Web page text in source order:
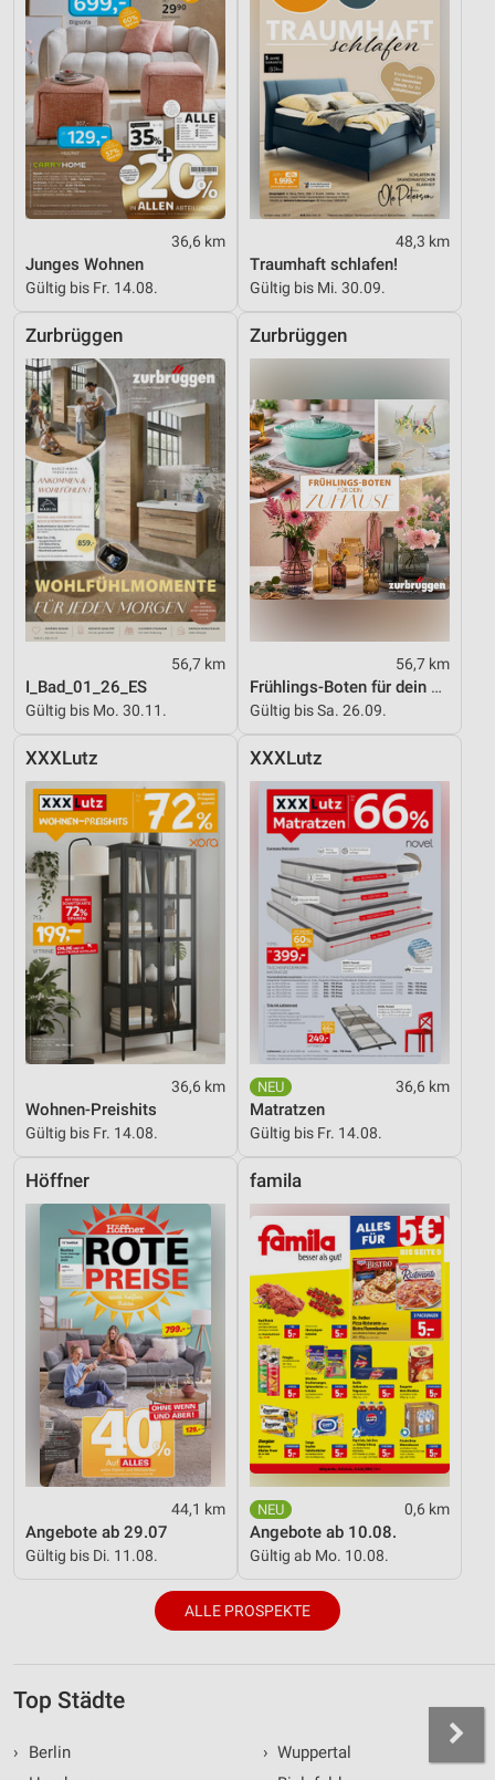
36,6 km
Junges Wohnen
Gültig bis Fr. 14.08.
48,3 km
Traumhaft schlafen!
Gültig bis Mi. 30.09.
Zurbrüggen
56,7 km
I_Bad_01_26_ES
Gültig bis Mo. 30.11.
Zurbrüggen
56,7 km
Frühlings-Boten für dein Zuhause
Gültig bis Sa. 26.09.
XXXLutz
36,6 km
Wohnen-Preishits
Gültig bis Fr. 14.08.
XXXLutz
36,6 km
Matratzen
Gültig bis Fr. 14.08.
Höffner
44,1 km
Angebote ab 29.07
Gültig bis Di. 11.08.
famila
0,6 km
Angebote ab 10.08.
Gültig ab Mo. 10.08.
ALLE PROSPEKTE
Top Städte
›
Berlin
› Wuppertal